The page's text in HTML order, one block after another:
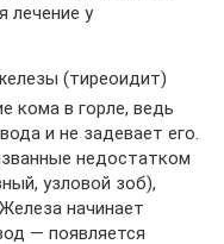
лечение у
(тиреоидит)
кома в горле, ведь
и не задевает его.
недостатком
узловой зоб),
начинает
— появляется